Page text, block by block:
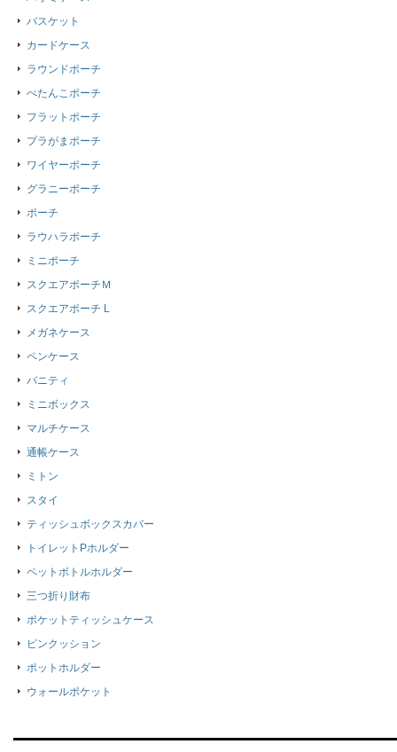
バスケット
カードケース
ラウンドポーチ
ぺたんこポーチ
フラットポーチ
プラがまポーチ
ワイヤーポーチ
グラニーポーチ
ポーチ
ラウハラポーチ
ミニポーチ
スクエアポーチＭ
スクエアポーチ L
メガネケース
ペンケース
バニティ
ミニボックス
マルチケース
通帳ケース
ミトン
スタイ
ティッシュボックスカバー
トイレットPホルダー
ペットボトルホルダー
三つ折り財布
ポケットティッシュケース
ピンクッション
ポットホルダー
ウォールポケット